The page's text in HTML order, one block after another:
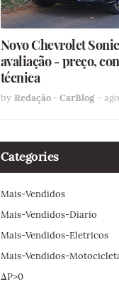
Novo Chevrolet
avaliação - preço,
técnica
by Redação - CarBlog -
Categories
Mais-Vendidos
Mais-Vendidos-Diario
Mais-Vendidos-Eletricos
Mais-Vendidos-
ΔP>0